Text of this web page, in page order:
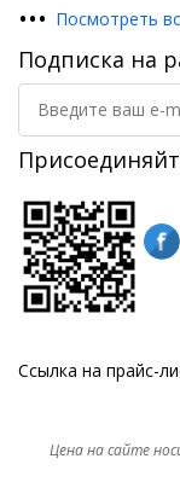
••• Посмотреть
Подписка на
Ссылка на прайс-
Цена на сайте